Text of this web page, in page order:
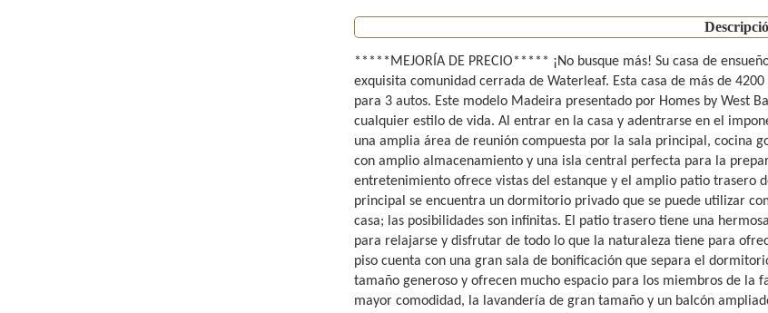
*****MEJORÍA DE PRECIO***** ¡No busque más! Su casa de
exquisita comunidad cerrada de Waterleaf. Esta casa de más de
para 3 autos. Este modelo Madeira presentado por Homes by West
cualquier estilo de vida. Al entrar en la casa y adentrarse en el
una amplia área de reunión compuesta por la sala principal, cocina
con amplio almacenamiento y una isla central perfecta para la
entretenimiento ofrece vistas del estanque y el amplio patio trasero
principal se encuentra un dormitorio privado que se puede utilizar
casa; las posibilidades son infinitas. El patio trasero tiene una
para relajarse y disfrutar de todo lo que la naturaleza tiene para
piso cuenta con una gran sala de bonificación que separa el
tamaño generoso y ofrecen mucho espacio para los miembros de la
mayor comodidad, la lavandería de gran tamaño y un balcón